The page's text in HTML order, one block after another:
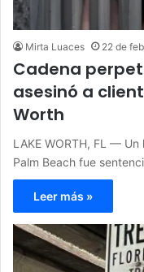
Mirta Luaces 22 de
Cadena
asesinó a
Worth
LAKE WORTH, FL —
Palm Beach fue
Leer más »